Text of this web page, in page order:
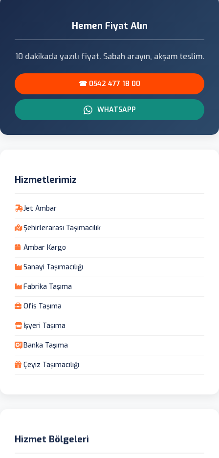
Hemen Fiyat Alın
10 dakikada yazılı fiyat. Sabah arayın, akşam teslim.
☎ 0542 477 18 00
WHATSAPP
Hizmetlerimiz
Jet Ambar
Şehirlerarası Taşımacılık
Ambar Kargo
Sanayi Taşımacılığı
Fabrika Taşıma
Ofis Taşıma
İşyeri Taşıma
Banka Taşıma
Çeyiz Taşımacılığı
Hizmet Bölgeleri